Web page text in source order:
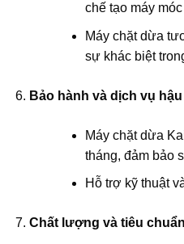
chế tạo máy
Máy chặt dừa
sự khác biệt
Bảo hành và dịch vụ
Máy chặt dừa
tháng, đảm bảo
Hỗ trợ kỹ thuật
Chất lượng và tiêu chuẩn